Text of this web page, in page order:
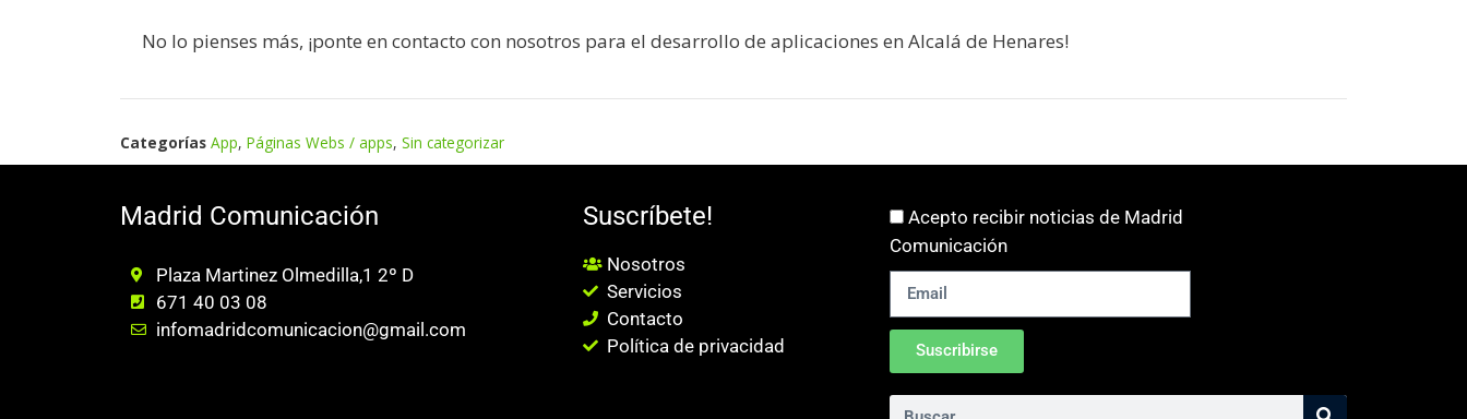
No lo pienses más, ¡ponte en contacto con nosotros para el desarrollo de aplicaciones en Alcalá de Henares!
Categorías App, Páginas Webs / apps, Sin categorizar
Madrid Comunicación
Plaza Martinez Olmedilla,1 2º D
671 40 03 08
infomadridcomunicacion@gmail.com
Suscríbete!
Nosotros
Servicios
Contacto
Política de privacidad
Acepto recibir noticias de Madrid
Comunicación
Suscribirse